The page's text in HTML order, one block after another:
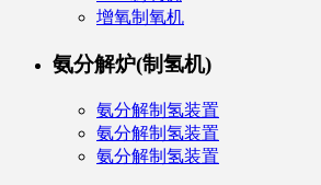
增氧制氧机
氨分解炉(制氢机)
氨分解制氢装置
氨分解制氢装置
氨分解制氢装置